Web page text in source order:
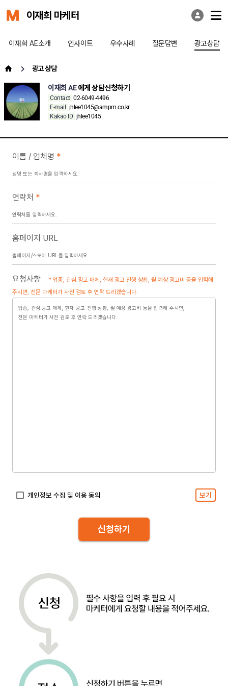
이재희 마케터
이재희 AE소개 인사이트 우수사례 질문답변 광고상담
광고 상담
이재희 AE에게 상담신청하기
Contact 02-6049-4496
E-mail jhlee1045@ampm.co.kr
Kakao ID jhlee1045